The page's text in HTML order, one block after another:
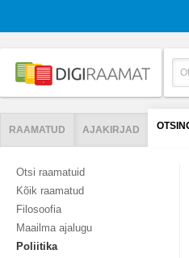
RAAMATUD AJAKIRJAD
Otsi raamatuid
Kõik raamatud
Filosoofia
Maailma ajalugu
Poliitika